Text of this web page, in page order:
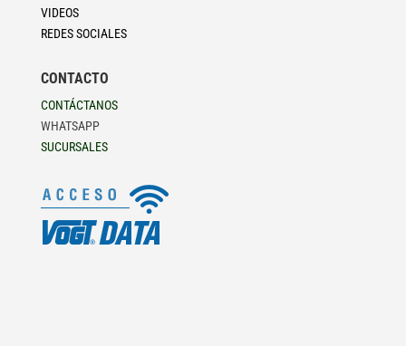
VIDEOS
REDES SOCIALES
CONTACTO
CONTÁCTANOS
WHATSAPP
SUCURSALES